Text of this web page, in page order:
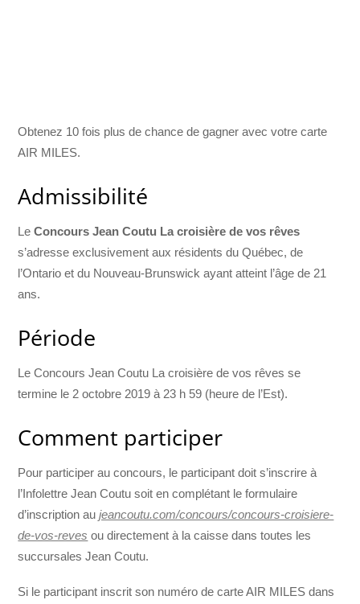
Obtenez 10 fois plus de chance de gagner avec votre carte
AIR MILES.
Admissibilité
LeConcours Jean Coutu La croisière de vos rêves
s’adresse exclusivement aux résidents du Québec, de
l’Ontario et du Nouveau-Brunswick ayant atteint l’âge de 21
ans.
Période
Le Concours Jean Coutu La croisière de vos rêves se
termine le 2 octobre 2019 à 23 h 59 (heure de l’Est).
Comment participer
Pour participer au concours, le participant doit s’inscrire à
l’Infolettre Jean Coutu soit en complétant le formulaire
d’inscription aujeancoutu.com/concours/concours-croisiere-
de-vos-reves ou directement à la caisse dans toutes les
succursales Jean Coutu.
Si le participant inscrit son numéro de carte AIR MILES dans